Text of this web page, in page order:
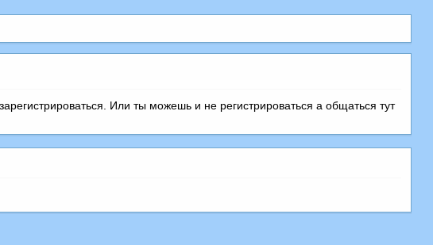
Или ты можешь и не регистрироваться а общаться тут